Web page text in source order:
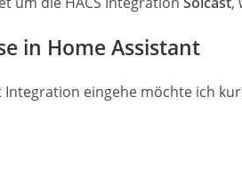
in Home Assistant
Integration eingehe möchte ich